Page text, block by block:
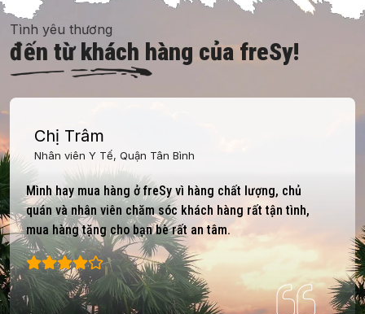
Tình yêu thương
đến từ khách hàng của freSy!
Chị Trâm
Nhân viên Y Tế, Quận Tân Bình
Mình hay mua hàng ở freSy vì hàng chất lượng, chủ
quán và nhân viên chăm sóc khách hàng rất tận tình,
mua hàng tặng cho bạn bè rất an tâm.